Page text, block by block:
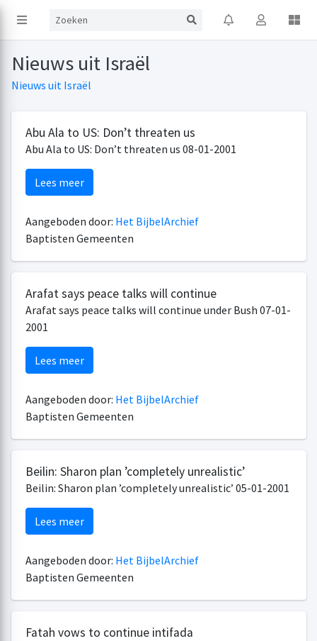
Nieuws uit Israël
Nieuws uit Israël
Abu Ala to US: Don’t threaten us
Abu Ala to US: Don’t threaten us 08-01-2001
Lees meer
Aangeboden door: Het BijbelArchief
Baptisten Gemeenten
Arafat says peace talks will continue
Arafat says peace talks will continue under Bush 07-01-
2001
Lees meer
Aangeboden door: Het BijbelArchief
Baptisten Gemeenten
Beilin: Sharon plan ’completely unrealistic’
Beilin: Sharon plan ’completely unrealistic’ 05-01-2001
Lees meer
Aangeboden door: Het BijbelArchief
Baptisten Gemeenten
Fatah vows to continue intifada